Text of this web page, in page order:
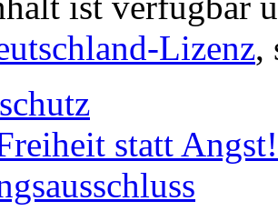
Lizenz,
statt Angst!